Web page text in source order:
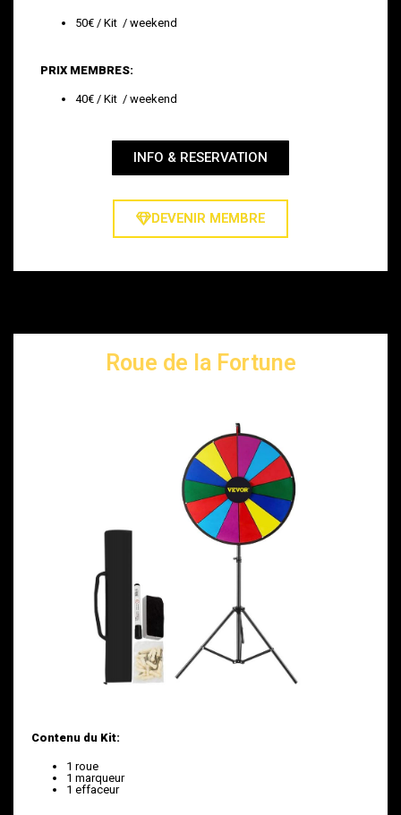
50€ / Kit / weekend
PRIX MEMBRES:
40€ / Kit / weekend
INFO & RESERVATION
DEVENIR MEMBRE
Roue de la Fortune
Contenu du Kit:
1 roue
1 marqueur
1 effaceur